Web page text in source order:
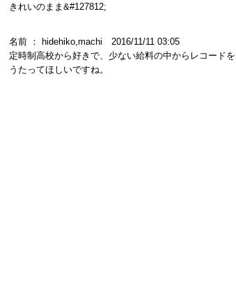
きれいのまま&#127812;
名前 ： hidehiko,machi 2016/11/11 03:05
定時制高校から好きで、少ない給料の中からレコード
うたってほしいですね。